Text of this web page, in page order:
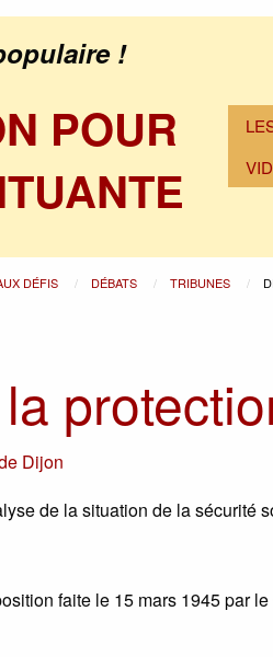
!
POUR
DÉFIS DÉBATS TRIBUNES
Dijon
de la situation de la sécurité
faite le 15 mars 1945 par